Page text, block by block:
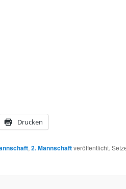
Drucken
, 2. Mannschaftveröffentlicht.